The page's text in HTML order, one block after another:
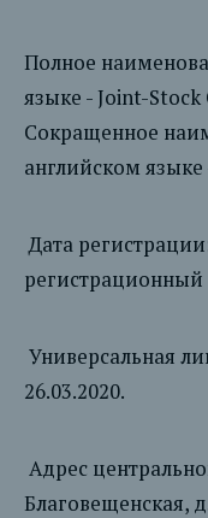
Полное
языке - Joint-Stock
Сокращенное
английском языке
Дата
Универсальная
26.03.2020.
Адрес
Благовещенская,